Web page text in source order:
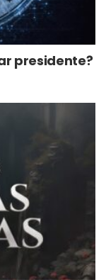
presidente?